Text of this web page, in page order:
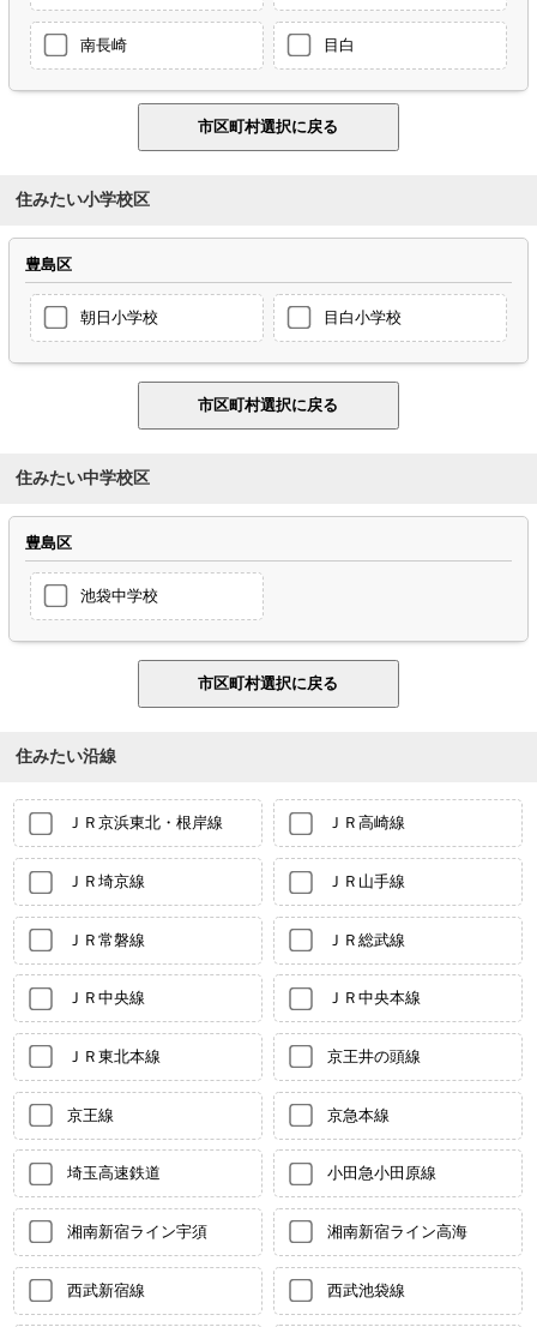
南長崎 目白
住みたい小学校区
豊島区
朝日小学校 目白小学校
住みたい中学校区
豊島区
池袋中学校
住みたい沿線
ＪＲ京浜東北・根岸線 ＪＲ高崎線
ＪＲ埼京線 ＪＲ山手線
ＪＲ常磐線 ＪＲ総武線
ＪＲ中央線 ＪＲ中央本線
ＪＲ東北本線 京王井の頭線
京王線 京急本線
埼玉高速鉄道 小田急小田原線
湘南新宿ライン宇須 湘南新宿ライン高海
西武新宿線 西武池袋線